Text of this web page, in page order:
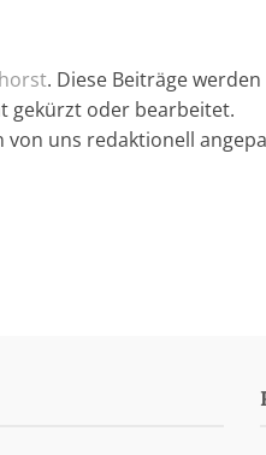
. Diese Beiträge werden
gekürzt oder bearbeitet.
von uns redaktionell